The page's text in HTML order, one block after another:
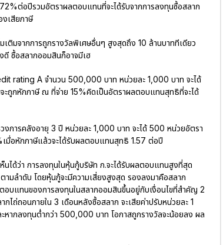
ต่อปีรวมอัตราผลตอบแทนที่จะได้รับจากการลงทุนซื้อสลาก
งเสียภาษี
มจากการถูกรางวัลพิเศษอื่นๆ สูงสุดถึง 10 ล้านบาททีเดียว
ดี ซื้อสลากออมสินก็อาจมีเฮ
rating A จำนวน 500,000 บาท หน่วยละ 1,000 บาท จะได้
ถูกหักภาษี ณ ที่จ่าย 15%คิดเป็นอัตราผลตอบแทนสุทธิที่จะได้
การคลังอายุ 3 ปี หน่วยละ 1,000 บาท จะได้ 500 หน่วยอัตรา
มื่อหักภาษีแล้วจะได้รับผลตอบแทนสุทธิ 1.57 ต่อปี
นได้ว่า การลงทุนในหุ้นกู้บริษัท ก.จะได้รับผลตอบแทนสูงที่สุด
ลำดับ โดยหุ้นกู้จะมีความเสี่ยงสูงสุด รองลงมาคือสลาก
บแทนของการลงทุนในสลากออมสินขึ้นอยู่กับเงื่อนไขที่สำคัญ 2
ถ่ถอนภายใน 3 เดือนหลังซื้อสลาก จะเสียค่าปรับหน่วยละ 1
หากลงทุนต่ำกว่า 500,000 บาท โอกาสถูกรางวัลจะน้อยลง ผล